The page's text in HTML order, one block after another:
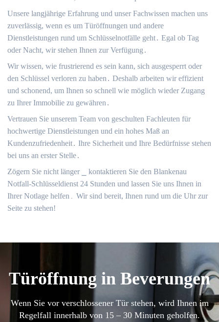
Unsere langjährige Erfahrung und unser Fachwissen machen uns
zuverlässig, wenn es um Türöffnungen und andere
Dienstleistungen rund um Schlüsselnotfälle geht․ Egal ob Tag
oder Nacht, wir stehen Ihnen zur Verfügung․
Wir wissen, wie frustrierend es sein kann, sich ausgesperrt oder
den Schlüssel verloren zu haben․ Deshalb arbeiten wir effizient
und schonend, um Ihnen so schnell wie möglich wieder Zugang
zu Ihrer Immobilie zu gewähren․
Vertrauen Sie unserem Team von geschulten Fachleuten für
hochwertige Dienstleistungen und ein hohes Maß an
Kundenzufriedenheit․ Ihre Sicherheit und Ihre Bedürfnisse stehen
bei uns an erster Stelle․
Zögern Sie nicht länger ⎯ kontaktieren Sie den Blankenau
Notfall-Schlüsseldienst 24 Stunden und lassen Sie uns Ihnen in
Ihrer Notlage helfen․ Wir sind bereit, Ihnen rund um die Uhr zur
Seite zu stehen!​
Türöffnung in Beverungen
Wenn Sie vor verschlossener Tür stehen, wird Ihnen im
Regelfall innerhalb von 15 – 30 Minuten geholfen.